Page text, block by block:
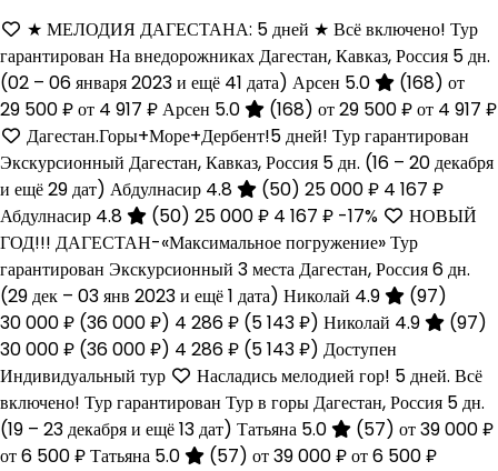
★ МЕЛОДИЯ ДАГЕСТАНА: 5 дней ★ Всё включено! Тур
гарантирован На внедорожниках Дагестан, Кавказ, Россия 5 дн.
(02 – 06 января 2023 и ещё 41 дата) Арсен 5.0 (168) от
29 500 ₽от 4 917 ₽Арсен 5.0 (168) от 29 500 ₽от 4 917 ₽
Дагестан.Горы+Море+Дербент!5 дней! Тур гарантирован
Экскурсионный Дагестан, Кавказ, Россия 5 дн. (16 – 20 декабря
и ещё 29 дат) Абдулнасир 4.8 (50) 25 000 ₽ 4 167 ₽
Абдулнасир 4.8
(50) 25 000 ₽ 4 167 ₽ -17%
НОВЫЙ
ГОД!!! ДАГЕСТАН-«Максимальное погружение» Тур
гарантирован Экскурсионный 3 места Дагестан, Россия6 дн.
(29 дек – 03 янв 2023 и ещё 1 дата) Николай 4.9
(97)
30 000 ₽ (36 000 ₽) 4 286 ₽ (5 143 ₽) Николай 4.9
(97)
30 000 ₽ (36 000 ₽) 4 286 ₽ (5 143 ₽) Доступен
Индивидуальный тур
Насладись мелодией гор! 5 дней. Всё
включено! Тур гарантирован Тур в горы Дагестан, Россия 5 дн.
(19 – 23 декабря и ещё 13 дат) Татьяна 5.0 (57) от 39 000 ₽
от 6 500 ₽Татьяна 5.0 (57) от 39 000 ₽от 6 500 ₽